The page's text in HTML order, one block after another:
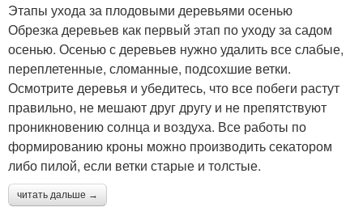
Этапы ухода за плодовыми деревьями осенью
Обрезка деревьев как первый этап по уходу за садом
осенью. Осенью с деревьев нужно удалить все слабые,
переплетенные, сломанные, подсохшие ветки.
Осмотрите деревья и убедитесь, что все побеги растут
правильно, не мешают друг другу и не препятствуют
проникновению солнца и воздуха. Все работы по
формированию кроны можно производить секатором
либо пилой, если ветки старые и толстые.
читать дальше →